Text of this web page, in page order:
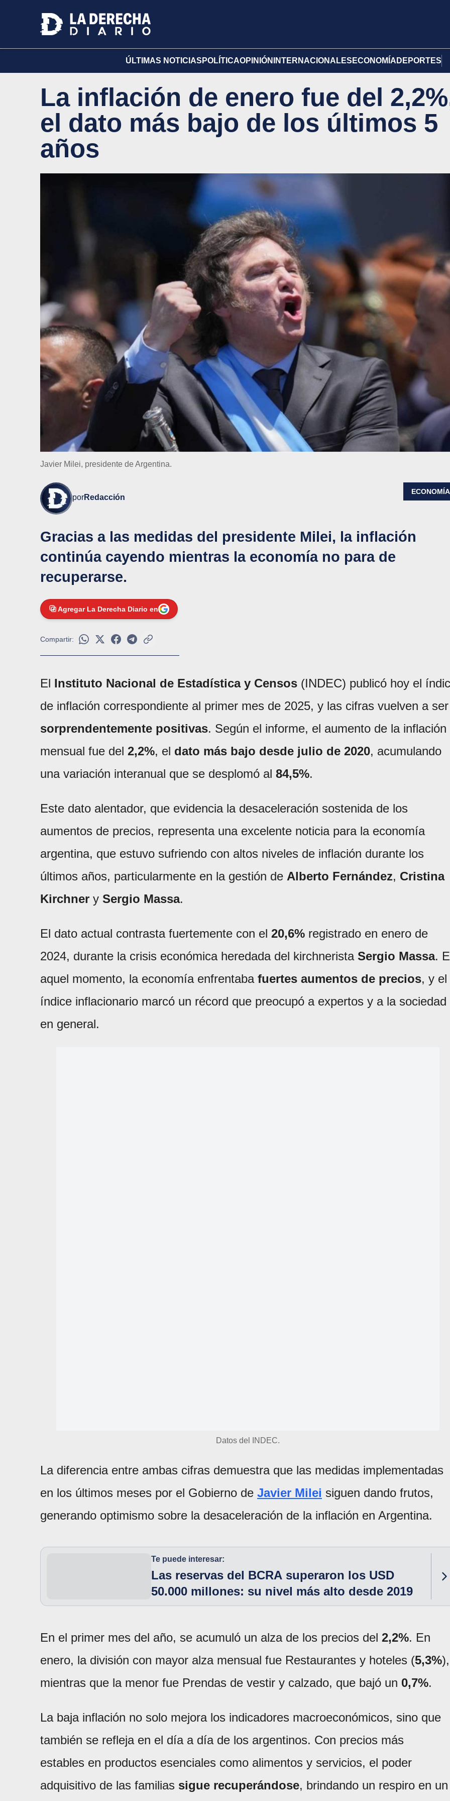
ÚLTIMAS NOTICIAS POLÍTICAOPINIÓN INTERNACIONALES ECONOMÍA DEPORTES
La inflación de enero fue del
el dato más bajo de los últimos 5
años
Javier Milei, presidente de Argentina.
porRedacción
ECONOMÍA
Gracias a las medidas del presidente Milei, la inflación
continúa cayendo mientras la economía no para de
recuperarse.
Agregar La Derecha Diario en
Compartir:
El Instituto Nacional de Estadística y Censos (INDEC) publicó hoy el
de inflación correspondiente al primer mes de 2025, y las cifras vuelven a ser
sorprendentemente positivas. Según el informe, el aumento de la inflación
mensual fue del 2,2%, el dato más bajo desde julio de 2020, acumulando
una variación interanual que se desplomó al 84,5%.
Este dato alentador, que evidencia la desaceleración sostenida de los
aumentos de precios, representa una excelente noticia para la economía
argentina, que estuvo sufriendo con altos niveles de inflación durante los
últimos años, particularmente en la gestión de Alberto Fernández, Cristina
Kirchner y Sergio Massa.
El dato actual contrasta fuertemente con el 20,6% registrado en enero de
2024, durante la crisis económica heredada del kirchnerista Sergio Massa.
aquel momento, la economía enfrentaba fuertes aumentos de precios, y el
índice inflacionario marcó un récord que preocupó a expertos y a la sociedad
en general.
Datos del INDEC.
La diferencia entre ambas cifras demuestra que las medidas implementadas
en los últimos meses por el Gobierno de Javier Milei siguen dando frutos,
generando optimismo sobre la desaceleración de la inflación en Argentina.
Te puede interesar:
Las reservas del BCRA superaron los USD
50.000 millones: su nivel más alto desde 2019
En el primer mes del año, se acumuló un alza de los precios del 2,2%. En
enero, la división con mayor alza mensual fue Restaurantes y hoteles (5,3%),
mientras que la menor fue Prendas de vestir y calzado, que bajó un 0,7%.
La baja inflación no solo mejora los indicadores macroeconómicos, sino que
también se refleja en el día a día de los argentinos. Con precios más
estables en productos esenciales como alimentos y servicios, el poder
adquisitivo de las familias sigue recuperándose, brindando un respiro en un